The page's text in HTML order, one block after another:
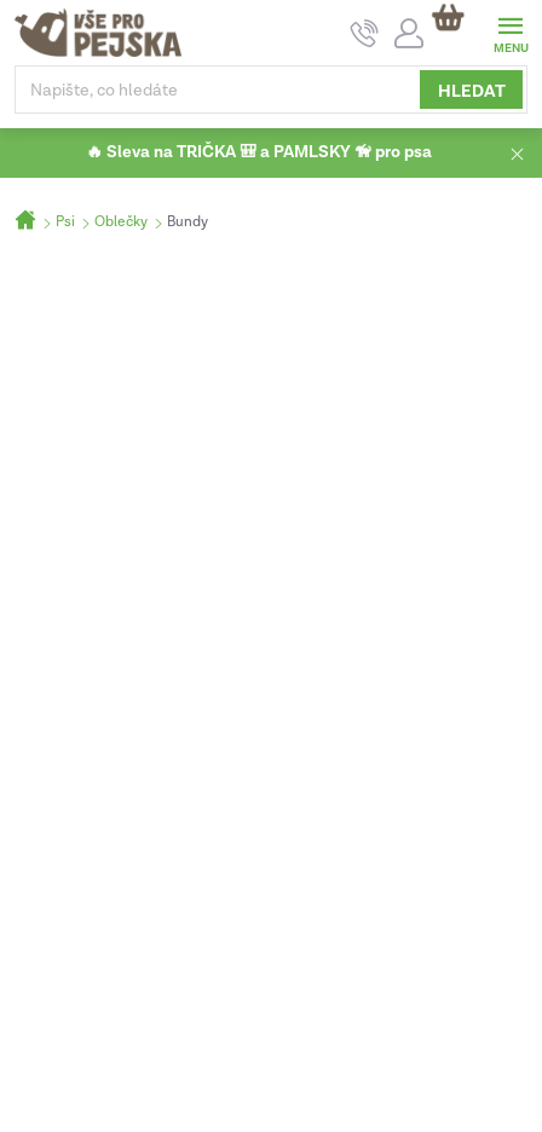
Přejít
obsah
HLEDAT
NÁKUPNÍ
KOŠÍK
🔥 Sleva na TRIČKA 🎒 a PAMLSKY 🦮 pro psa
Domů
Psi Oblečky Bundy